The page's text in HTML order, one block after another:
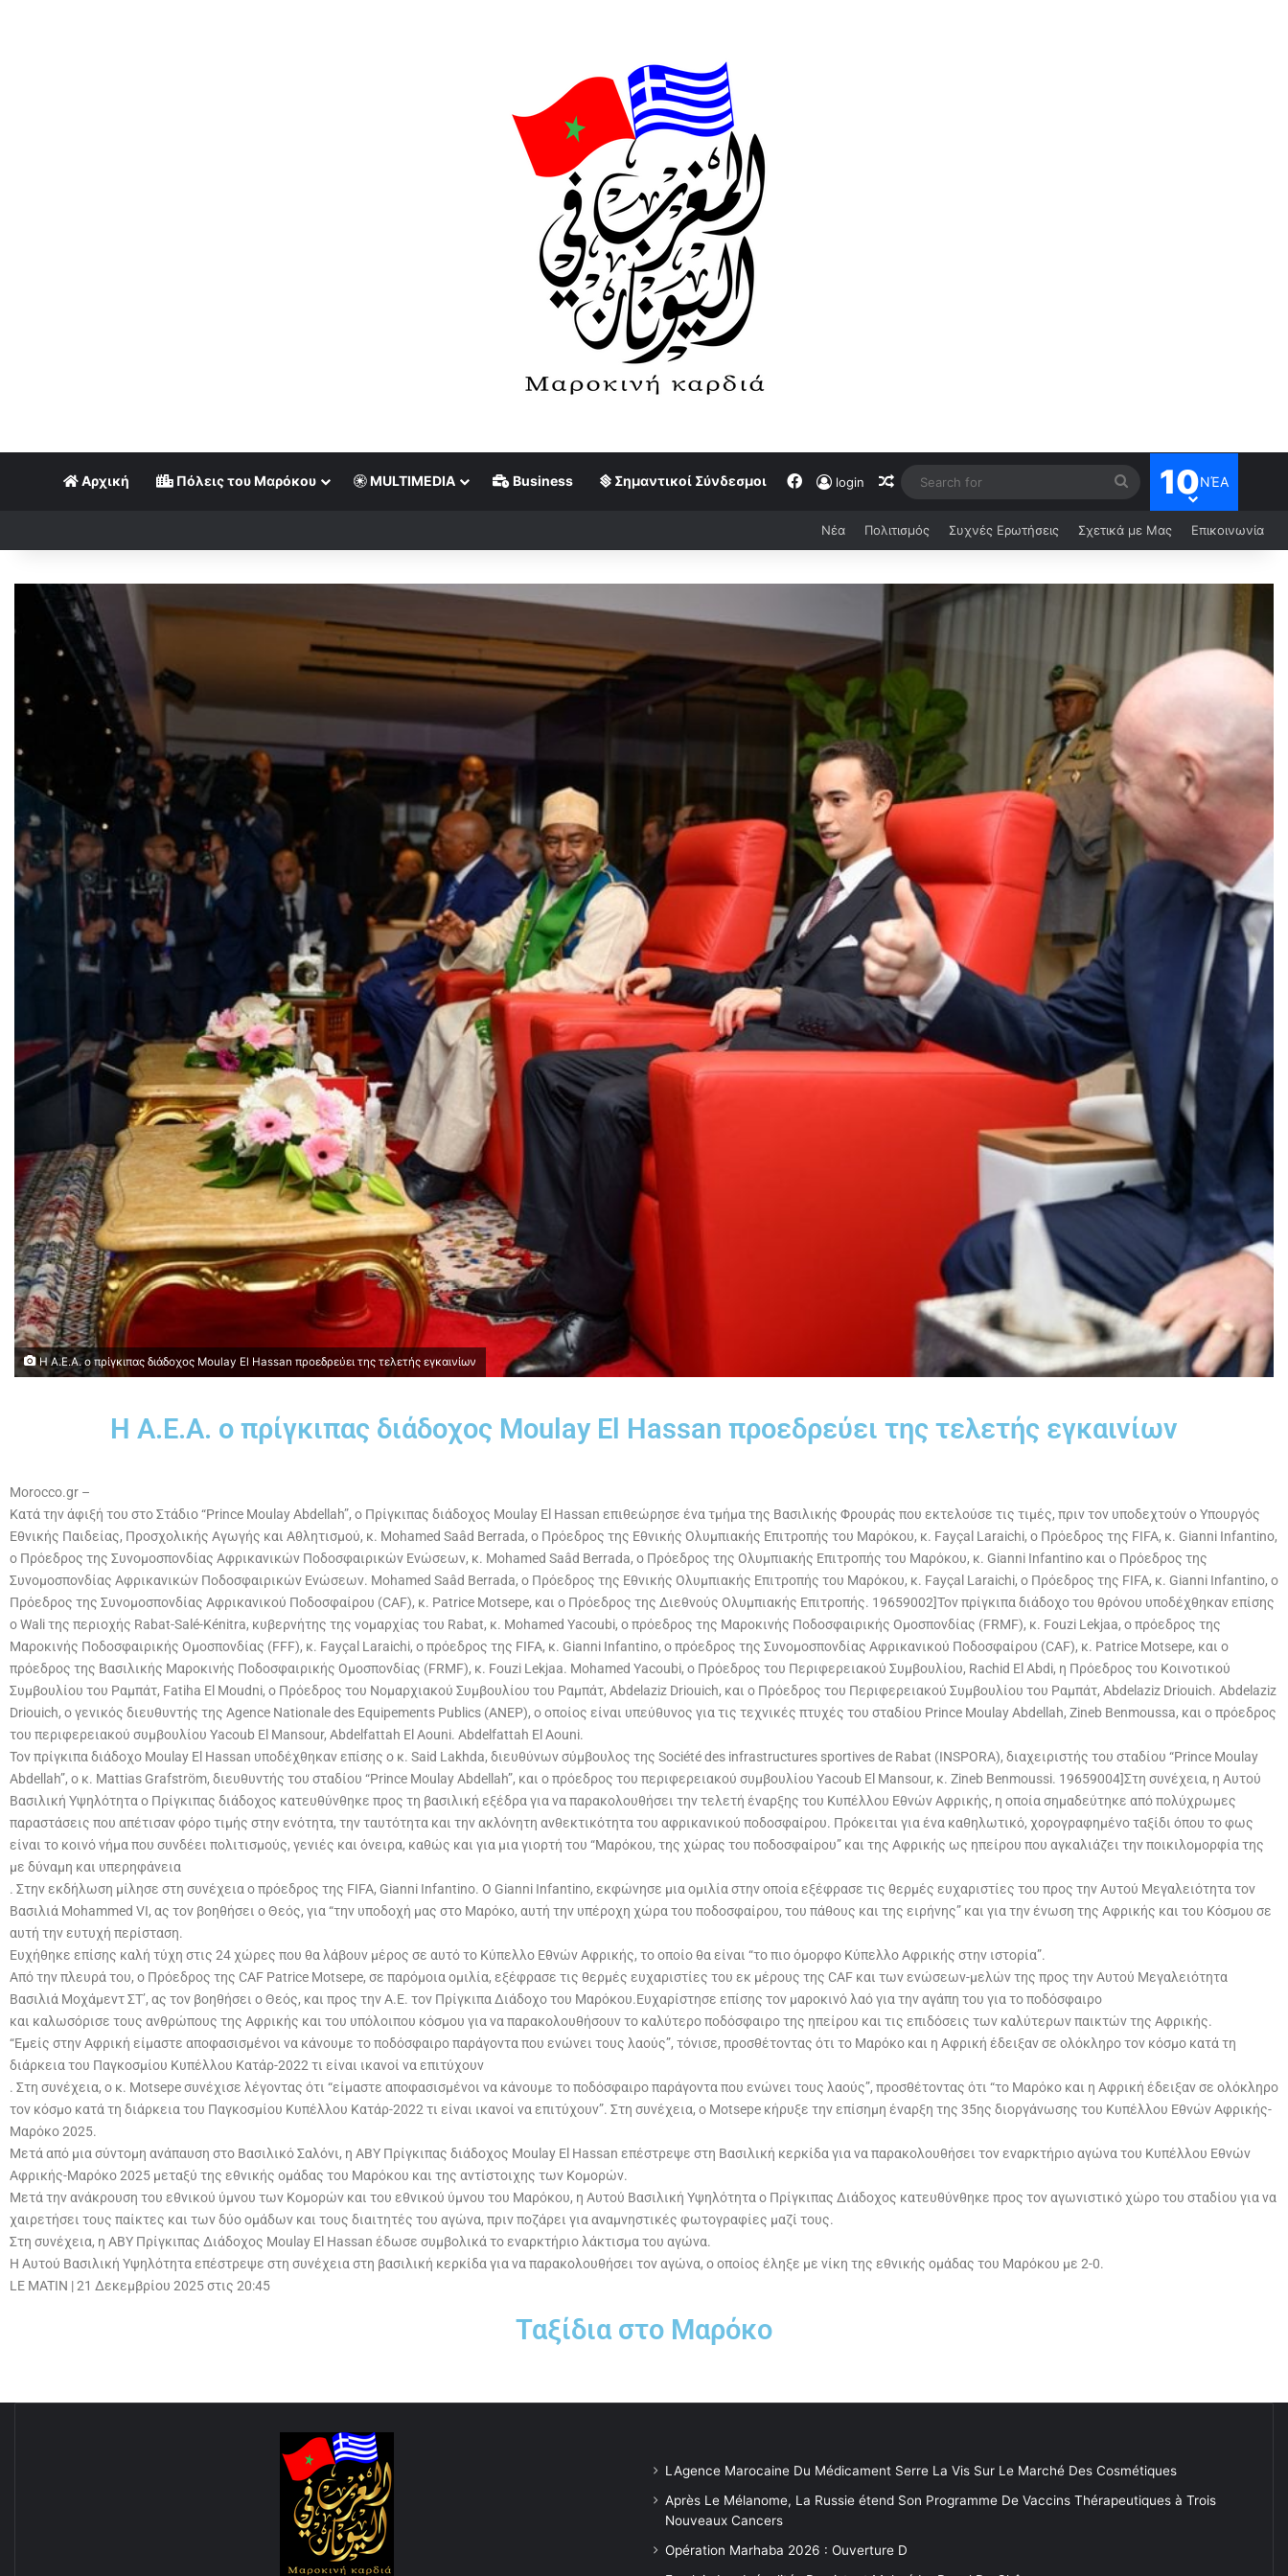
Αρχική Πόλεις του Μαρόκου MULTIMEDIA Business Σημαντικοί Σύνδεσμοι login 10ΝΈΑ
Νέα Πολιτισμός Συχνές Ερωτήσεις Σχετικά με Μας Επικοινωνία
Η Α.Ε.Α. ο πρίγκιπας διάδοχος Moulay El Hassan προεδρεύει της τελετής εγκαινίων
Η Α.Ε.Α. ο πρίγκιπας διάδοχος Moulay El Hassan προεδρεύει της τελετής εγκαινίων
Morocco.gr –
Κατά την άφιξή του στο Στάδιο “Prince Moulay Abdellah”, ο Πρίγκιπας διάδοχος Moulay El Hassan επιθεώρησε ένα τμήμα της Βασιλικής Φρουράς που εκτελούσε τις τιμές, πριν τον υποδεχτούν ο Υπουργός
Εθνικής Παιδείας, Προσχολικής Αγωγής και Αθλητισμού, κ. Mohamed Saâd Berrada, ο Πρόεδρος της Εθνικής Ολυμπιακής Επιτροπής του Μαρόκου, κ. Fayçal Laraichi, ο Πρόεδρος της FIFA, κ. Gianni Infantino,
ο Πρόεδρος της Συνομοσπονδίας Αφρικανικών Ποδοσφαιρικών Ενώσεων, κ. Mohamed Saâd Berrada, ο Πρόεδρος της Ολυμπιακής Επιτροπής του Μαρόκου, κ. Gianni Infantino και ο Πρόεδρος της
Συνομοσπονδίας Αφρικανικών Ποδοσφαιρικών Ενώσεων. Mohamed Saâd Berrada, ο Πρόεδρος της Εθνικής Ολυμπιακής Επιτροπής του Μαρόκου, κ. Fayçal Laraichi, ο Πρόεδρος της FIFA, κ. Gianni Infantino, ο
Πρόεδρος της Συνομοσπονδίας Αφρικανικού Ποδοσφαίρου (CAF), κ. Patrice Motsepe, και ο Πρόεδρος της Διεθνούς Ολυμπιακής Επιτροπής. 19659002]Τον πρίγκιπα διάδοχο του θρόνου υποδέχθηκαν επίσης
ο Wali της περιοχής Rabat-Salé-Kénitra, κυβερνήτης της νομαρχίας του Rabat, κ. Mohamed Yacoubi, ο πρόεδρος της Μαροκινής Ποδοσφαιρικής Ομοσπονδίας (FRMF), κ. Fouzi Lekjaa, ο πρόεδρος της
Μαροκινής Ποδοσφαιρικής Ομοσπονδίας (FFF), κ. Fayçal Laraichi, ο πρόεδρος της FIFA, κ. Gianni Infantino, ο πρόεδρος της Συνομοσπονδίας Αφρικανικού Ποδοσφαίρου (CAF), κ. Patrice Motsepe, και ο
πρόεδρος της Βασιλικής Μαροκινής Ποδοσφαιρικής Ομοσπονδίας (FRMF), κ. Fouzi Lekjaa. Mohamed Yacoubi, ο Πρόεδρος του Περιφερειακού Συμβουλίου, Rachid El Abdi, η Πρόεδρος του Κοινοτικού
Συμβουλίου του Ραμπάτ, Fatiha El Moudni, ο Πρόεδρος του Νομαρχιακού Συμβουλίου του Ραμπάτ, Abdelaziz Driouich, και ο Πρόεδρος του Περιφερειακού Συμβουλίου του Ραμπάτ, Abdelaziz Driouich. Abdelaziz
Driouich, ο γενικός διευθυντής της Agence Nationale des Equipements Publics (ANEP), ο οποίος είναι υπεύθυνος για τις τεχνικές πτυχές του σταδίου Prince Moulay Abdellah, Zineb Benmoussa, και ο πρόεδρος
του περιφερειακού συμβουλίου Yacoub El Mansour, Abdelfattah El Aouni. Abdelfattah El Aouni.
Τον πρίγκιπα διάδοχο Moulay El Hassan υποδέχθηκαν επίσης ο κ. Said Lakhda, διευθύνων σύμβουλος της Société des infrastructures sportives de Rabat (INSPORA), διαχειριστής του σταδίου “Prince Moulay
Abdellah”, ο κ. Mattias Grafström, διευθυντής του σταδίου “Prince Moulay Abdellah”, και ο πρόεδρος του περιφερειακού συμβουλίου Yacoub El Mansour, κ. Zineb Benmoussi. 19659004]Στη συνέχεια, η Αυτού
Βασιλική Υψηλότητα ο Πρίγκιπας διάδοχος κατευθύνθηκε προς τη βασιλική εξέδρα για να παρακολουθήσει την τελετή έναρξης του Κυπέλλου Εθνών Αφρικής, η οποία σημαδεύτηκε από πολύχρωμες
παραστάσεις που απέτισαν φόρο τιμής στην ενότητα, την ταυτότητα και την ακλόνητη ανθεκτικότητα του αφρικανικού ποδοσφαίρου. Πρόκειται για ένα καθηλωτικό, χορογραφημένο ταξίδι όπου το φως
είναι το κοινό νήμα που συνδέει πολιτισμούς, γενιές και όνειρα, καθώς και για μια γιορτή του “Μαρόκου, της χώρας του ποδοσφαίρου” και της Αφρικής ως ηπείρου που αγκαλιάζει την ποικιλομορφία της
με δύναμη και υπερηφάνεια
. Στην εκδήλωση μίλησε στη συνέχεια ο πρόεδρος της FIFA, Gianni Infantino. Ο Gianni Infantino, εκφώνησε μια ομιλία στην οποία εξέφρασε τις θερμές ευχαριστίες του προς την Αυτού Μεγαλειότητα τον
Βασιλιά Mohammed VI, ας τον βοηθήσει ο Θεός, για “την υποδοχή μας στο Μαρόκο, αυτή την υπέροχη χώρα του ποδοσφαίρου, του πάθους και της ειρήνης” και για την ένωση της Αφρικής και του Κόσμου σε
αυτή την ευτυχή περίσταση.
Ευχήθηκε επίσης καλή τύχη στις 24 χώρες που θα λάβουν μέρος σε αυτό το Κύπελλο Εθνών Αφρικής, το οποίο θα είναι “το πιο όμορφο Κύπελλο Αφρικής στην ιστορία”.
Από την πλευρά του, ο Πρόεδρος της CAF Patrice Motsepe, σε παρόμοια ομιλία, εξέφρασε τις θερμές ευχαριστίες του εκ μέρους της CAF και των ενώσεων-μελών της προς την Αυτού Μεγαλειότητα
Βασιλιά Μοχάμεντ ΣΤ’, ας τον βοηθήσει ο Θεός, και προς την Α.Ε. τον Πρίγκιπα Διάδοχο του Μαρόκου.Ευχαρίστησε επίσης τον μαροκινό λαό για την αγάπη του για το ποδόσφαιρο
και καλωσόρισε τους ανθρώπους της Αφρικής και του υπόλοιπου κόσμου για να παρακολουθήσουν το καλύτερο ποδόσφαιρο της ηπείρου και τις επιδόσεις των καλύτερων παικτών της Αφρικής.
“Εμείς στην Αφρική είμαστε αποφασισμένοι να κάνουμε το ποδόσφαιρο παράγοντα που ενώνει τους λαούς”, τόνισε, προσθέτοντας ότι το Μαρόκο και η Αφρική έδειξαν σε ολόκληρο τον κόσμο κατά τη
διάρκεια του Παγκοσμίου Κυπέλλου Κατάρ-2022 τι είναι ικανοί να επιτύχουν
. Στη συνέχεια, ο κ. Motsepe συνέχισε λέγοντας ότι “είμαστε αποφασισμένοι να κάνουμε το ποδόσφαιρο παράγοντα που ενώνει τους λαούς”, προσθέτοντας ότι “το Μαρόκο και η Αφρική έδειξαν σε ολόκληρο
τον κόσμο κατά τη διάρκεια του Παγκοσμίου Κυπέλλου Κατάρ-2022 τι είναι ικανοί να επιτύχουν”. Στη συνέχεια, ο Motsepe κήρυξε την επίσημη έναρξη της 35ης διοργάνωσης του Κυπέλλου Εθνών Αφρικής-
Μαρόκο 2025.
Μετά από μια σύντομη ανάπαυση στο Βασιλικό Σαλόνι, η ΑΒΥ Πρίγκιπας διάδοχος Moulay El Hassan επέστρεψε στη Βασιλική κερκίδα για να παρακολουθήσει τον εναρκτήριο αγώνα του Κυπέλλου Εθνών
Αφρικής-Μαρόκο 2025 μεταξύ της εθνικής ομάδας του Μαρόκου και της αντίστοιχης των Κομορών.
Μετά την ανάκρουση του εθνικού ύμνου των Κομορών και του εθνικού ύμνου του Μαρόκου, η Αυτού Βασιλική Υψηλότητα ο Πρίγκιπας Διάδοχος κατευθύνθηκε προς τον αγωνιστικό χώρο του σταδίου για να
χαιρετήσει τους παίκτες και των δύο ομάδων και τους διαιτητές του αγώνα, πριν ποζάρει για αναμνηστικές φωτογραφίες μαζί τους.
Στη συνέχεια, η ΑΒΥ Πρίγκιπας Διάδοχος Moulay El Hassan έδωσε συμβολικά το εναρκτήριο λάκτισμα του αγώνα.
Η Αυτού Βασιλική Υψηλότητα επέστρεψε στη συνέχεια στη βασιλική κερκίδα για να παρακολουθήσει τον αγώνα, ο οποίος έληξε με νίκη της εθνικής ομάδας του Μαρόκου με 2-0.
LE MATIN |21 Δεκεμβρίου 2025 στις 20:45
Ταξίδια στο Μαρόκο
LAgence Marocaine Du Médicament Serre La Vis Sur Le Marché Des Cosmétiques
Après Le Mélanome, La Russie étend Son Programme De Vaccins Thérapeutiques à Trois
Nouveaux Cancers
Opération Marhaba 2026 : Ouverture D